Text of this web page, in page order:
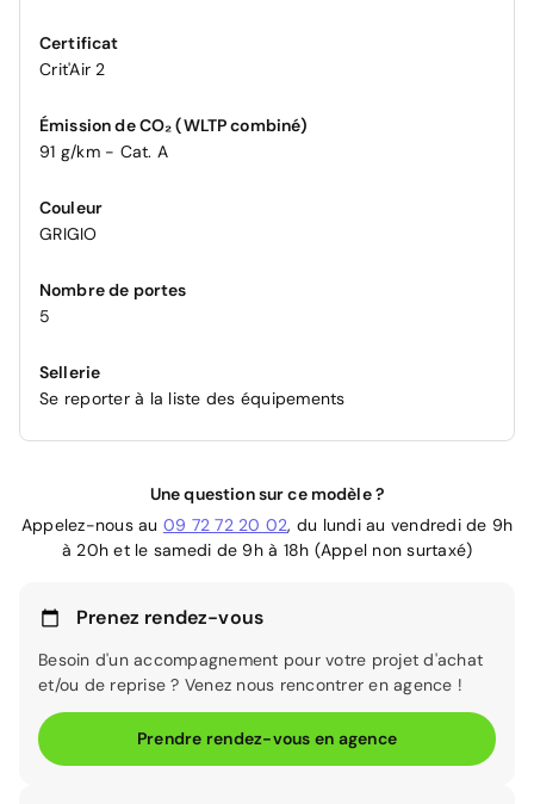
Certificat
Crit'Air 2
Émission de CO₂ (WLTP combiné)
91 g/km - Cat. A
Couleur
GRIGIO
Nombre de portes
5
Sellerie
Se reporter à la liste des équipements
Une question sur ce modèle ?
Appelez-nous au 09 72 72 20 02, du lundi au vendredi de 9h
à 20h et le samedi de 9h à 18h (Appel non surtaxé)
Prenez rendez-vous
Besoin d'un accompagnement pour votre projet d'achat
et/ou de reprise ? Venez nous rencontrer en agence !
Prendre rendez-vous en agence